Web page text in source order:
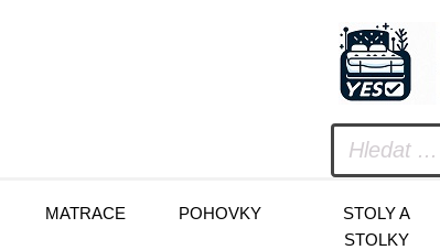
MATRACE POHOVKY
STOLY A
STOLKY